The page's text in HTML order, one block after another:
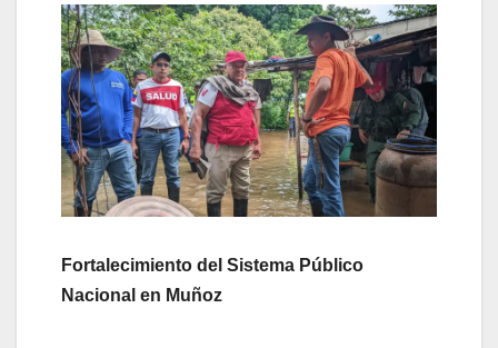
Fortalecimiento del Sistema Público
Nacional en Muñoz